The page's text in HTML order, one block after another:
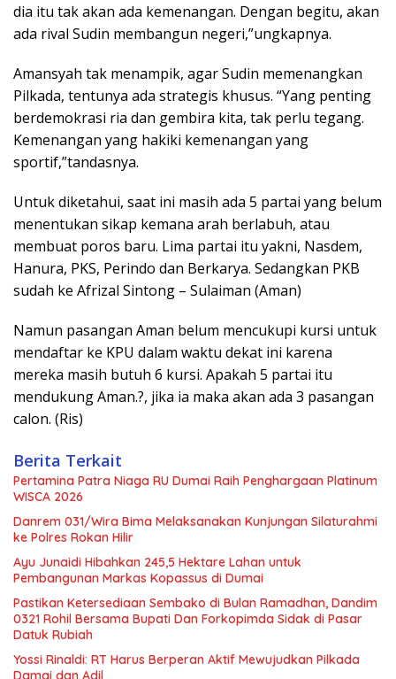
dia itu tak akan ada kemenangan. Dengan begitu, akan
ada rival Sudin membangun negeri,”ungkapnya.
Amansyah tak menampik, agar Sudin memenangkan
Pilkada, tentunya ada strategis khusus. “Yang penting
berdemokrasi ria dan gembira kita, tak perlu tegang.
Kemenangan yang hakiki kemenangan yang
sportif,”tandasnya.
Untuk diketahui, saat ini masih ada 5 partai yang belum
menentukan sikap kemana arah berlabuh, atau
membuat poros baru. Lima partai itu yakni, Nasdem,
Hanura, PKS, Perindo dan Berkarya. Sedangkan PKB
sudah ke Afrizal Sintong – Sulaiman (Aman)
Namun pasangan Aman belum mencukupi kursi untuk
mendaftar ke KPU dalam waktu dekat ini karena
mereka masih butuh 6 kursi. Apakah 5 partai itu
mendukung Aman.?, jika ia maka akan ada 3 pasangan
calon. (Ris)
Berita Terkait
Pertamina Patra Niaga RU Dumai Raih Penghargaan Platinum
WISCA 2026
Danrem 031/Wira Bima Melaksanakan Kunjungan Silaturahmi
ke Polres Rokan Hilir
Ayu Junaidi Hibahkan 245,5 Hektare Lahan untuk
Pembangunan Markas Kopassus di Dumai
Pastikan Ketersediaan Sembako di Bulan Ramadhan, Dandim
0321 Rohil Bersama Bupati Dan Forkopimda Sidak di Pasar
Datuk Rubiah
Yossi Rinaldi: RT Harus Berperan Aktif Mewujudkan Pilkada
Damai dan Adil